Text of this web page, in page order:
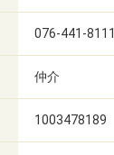
076-441-8111
仲介
1003478189